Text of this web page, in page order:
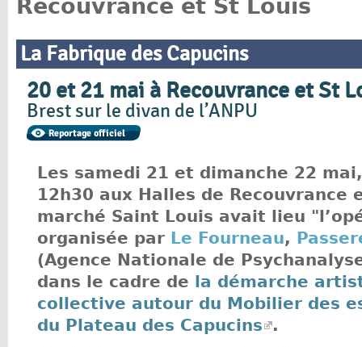
Recouvrance et St Louis
La Fabrique des Capucins
20 et 21 mai à Recouvrance et St
Brest sur le divan de l’ANPU
Les samedi 21 et dimanche 22
12h30 aux Halles de Recouvrance
marché Saint Louis avait lieu
organisée par Le Fourneau,
(Agence Nationale de
dans le cadre de
la démarche
collective autour du Mobilier des
du Plateau des Capucins
.